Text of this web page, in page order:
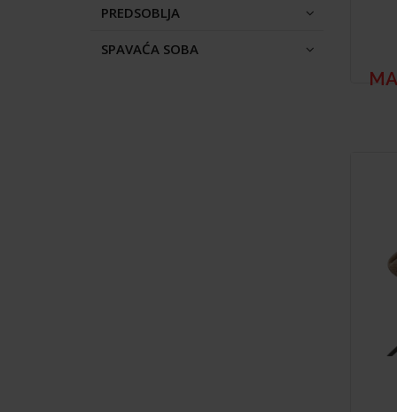
PREDSOBLJA
SPAVAĆA SOBA